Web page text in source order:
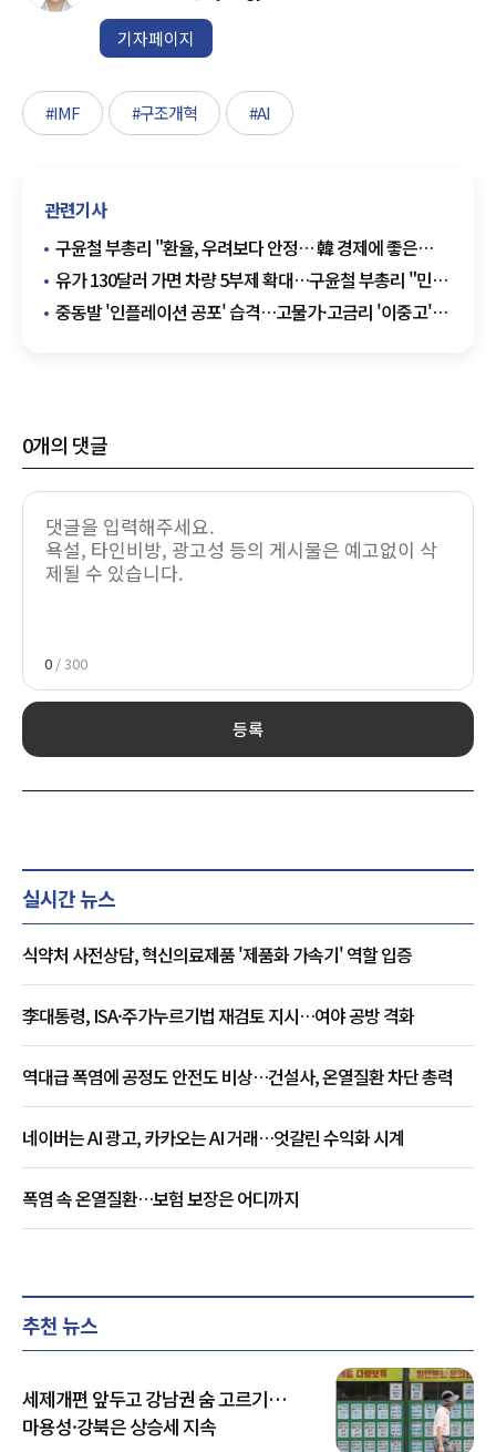
기자페이지
#IMF #구조개혁 #AI
관련기사
구윤철 부총리 "환율, 우려보다 안정… 韓 경제에 좋은
사인"
유가 130달러 가면 차량 5부제 확대…구윤철 부총리 "민간
적용 검토"
중동발 '인플레이션 공포' 습격…고물가·고금리 '이중고'에
0개의 댓글
0 / 300
등록
실시간 뉴스
식약처 사전상담, 혁신의료제품 '제품화 가속기' 역할 입증
李대통령, ISA·주가누르기법 재검토 지시…여야 공방 격화
역대급 폭염에 공정도 안전도 비상…건설사, 온열질환 차단 총력
네이버는 AI 광고, 카카오는 AI 거래…엇갈린 수익화 시계
폭염 속 온열질환…보험 보장은 어디까지
추천 뉴스
세제개편 앞두고 강남권 숨 고르기…
마용성·강북은 상승세 지속